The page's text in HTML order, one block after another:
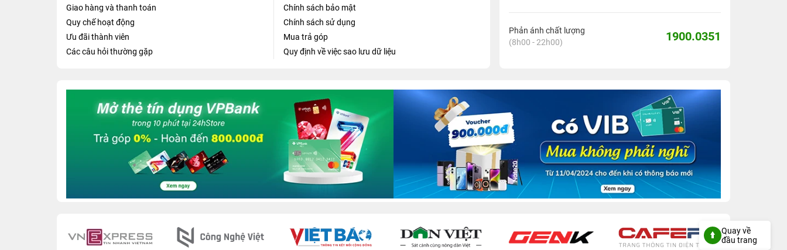
Giao hàng và thanh toán
Quy chế hoạt động
Ưu đãi thành viên
Các câu hỏi thường gặp
Chính sách bảo mật
Chính sách sử dụng
Mua trả góp
Quy định về việc sao lưu dữ liệu
Phản ánh chất lượng
(8h00 - 22h00)
1900.0351
Quay về
đầu trang